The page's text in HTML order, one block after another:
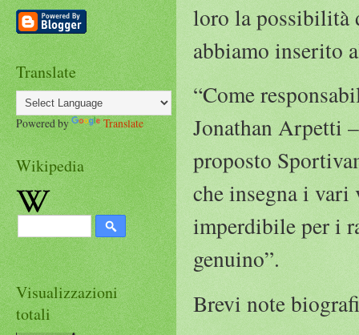
loro la possibilità
abbiamo inserito
“Come
Jonathan Arpetti
proposto
che insegna i
imperdibile per i
genuino”.
Brevi note
Translate
Powered by Translate
Wikipedia
Visualizzazioni
totali